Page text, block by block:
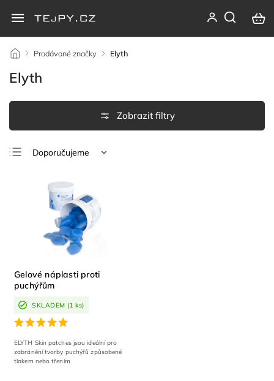
/ Prodávané značky / Elyth
Elyth
Doporučujeme
Nejdražší
Nejprodávanější
Abecedně
Gelové náplasti proti
puchýřům
SKLADEM (1 ks)
ELYTH Skin patches jsou ideální pro
zabránění tvorby puchýřů způsobené
tlakem nebo třením